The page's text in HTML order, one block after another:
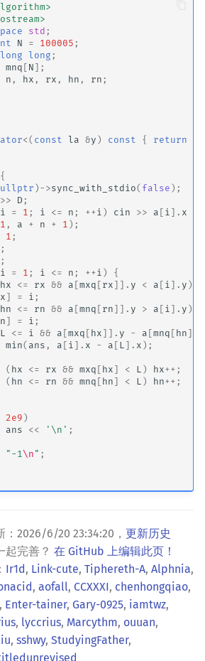
std ;
N = 100005 ;
long long ;
mnq [ N ];
n , hx , rx , hn , rn ;
<( const la &y ) const { return
{
) ->sync_with_stdio( false );
>> D ;
i = 1 ; i <= n ; ++ i ) cin >> a [ i ]. x
1 , a + n + 1 );
1 ;
;
;
i = 1 ; i <= n ; ++ i )
{
hx <= rx && a [mxq [ rx ]]. y < a [ i ]. y )
] = i ;
hn <= rn && a [mnq [ rn ]]. y > a [ i ]. y )
] = i ;
L <= i && a [mxq [ hx ]]. y - a [mnq [ hn ]].
min( ans , a [ i ]. x - a [ L ]. x );
( hx <= rx && mxq [ hx ] < L ) hx++ ;
( hn <= rn && mnq [ hn ] < L ) hn++ ;
2e9 )
ans << '\n' ;
"-1\n " ;
2026/6/20 23:34:20 ， 更新历史
起完善？ 在 GitHub 上编辑此页！
Ir1d, Link-cute, Tiphereth-A, Alphnia,
, aofall, CCXXXI, chenhongqiao,
, Enter-tainer, Gary-0925, iamtwz,
, lyccrius, Marcythm, ouuan,
, sshwy, StudyingFather,